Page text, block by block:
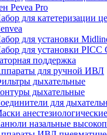
Pevea Pro
для катетеризации
для установки
для установки PICC
поддержка
для ручной ИВЛ
дыхательные
дыхательные
для
анестезиологические
назальные